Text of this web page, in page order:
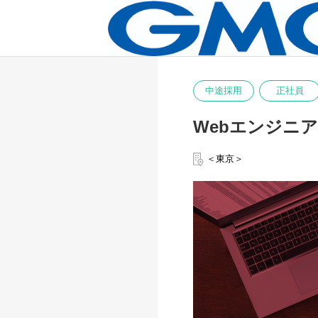
中途採用 正社員
Webエンジニ
＜東京＞